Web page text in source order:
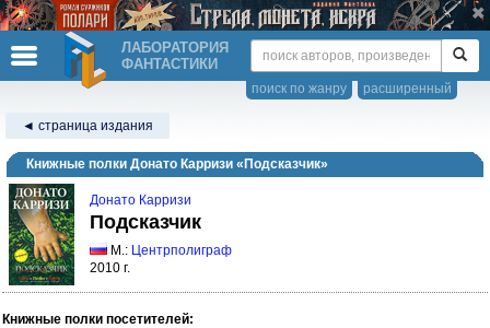
ЛАБОРАТОРИЯ
ФАНТАСТИКИ
расширенный
поиск по жанру
◄ страница издания
Книжные полки Донато Карризи «Подсказчик»
Донато Карризи
Подсказчик
М.: Центрполиграф
2010 г.
Книжные полки посетителей: